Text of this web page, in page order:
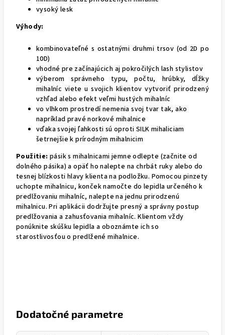
vysoký lesk
Výhody:
kombinovateľné s ostatnými druhmi trsov (od 2D po
10D)
vhodné pre začínajúcich aj pokročilých lash stylistov
výberom správneho typu, počtu, hrúbky, dĺžky
mihalníc viete u svojich klientov vytvoriť prirodzený
vzhľad alebo efekt veľmi hustých mihalníc
vo vlhkom prostredí nemenia svoj tvar tak, ako
napríklad pravé norkové mihalnice
vďaka svojej ľahkosti sú oproti SILK mihaliciam
šetrnejšie k prírodným mihalnicim
Použitie: pásik s mihalnicami jemne odlepte (začnite od
dolného pásika) a opäť ho nalepte na chrbát ruky alebo do
tesnej blízkosti hlavy klienta na podložku. Pomocou pinzety
uchopte mihalnicu, konček namočte do lepidla určeného k
predlžovaniu mihalníc, nalepte na jednu prirodzenú
mihalnicu. Pri aplikácii dodržujte presný a správny postup
predlžovania a zahusťovania mihalníc. Klientom vždy
ponúknite skúšku lepidla a oboznámte ich so
starostlivosťou o predlžené mihalnice.
Dodatočné parametre